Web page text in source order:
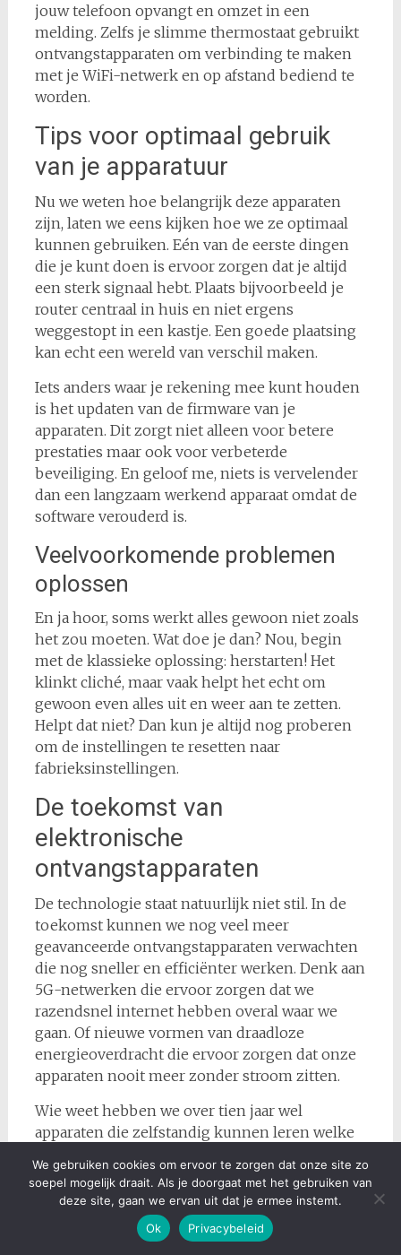
jouw telefoon opvangt en omzet in een
melding. Zelfs je slimme thermostaat gebruikt
ontvangstapparaten om verbinding te maken
met je WiFi-netwerk en op afstand bediend te
worden.
Tips voor optimaal gebruik
van je apparatuur
Nu we weten hoe belangrijk deze apparaten
zijn, laten we eens kijken hoe we ze optimaal
kunnen gebruiken. Eén van de eerste dingen
die je kunt doen is ervoor zorgen dat je altijd
een sterk signaal hebt. Plaats bijvoorbeeld je
router centraal in huis en niet ergens
weggestopt in een kastje. Een goede plaatsing
kan echt een wereld van verschil maken.
Iets anders waar je rekening mee kunt houden
is het updaten van de firmware van je
apparaten. Dit zorgt niet alleen voor betere
prestaties maar ook voor verbeterde
beveiliging. En geloof me, niets is vervelender
dan een langzaam werkend apparaat omdat de
software verouderd is.
Veelvoorkomende problemen
oplossen
En ja hoor, soms werkt alles gewoon niet zoals
het zou moeten. Wat doe je dan? Nou, begin
met de klassieke oplossing: herstarten! Het
klinkt cliché, maar vaak helpt het echt om
gewoon even alles uit en weer aan te zetten.
Helpt dat niet? Dan kun je altijd nog proberen
om de instellingen te resetten naar
fabrieksinstellingen.
De toekomst van
elektronische
ontvangstapparaten
De technologie staat natuurlijk niet stil. In de
toekomst kunnen we nog veel meer
geavanceerde ontvangstapparaten verwachten
die nog sneller en efficiënter werken. Denk aan
5G-netwerken die ervoor zorgen dat we
razendsnel internet hebben overal waar we
gaan. Of nieuwe vormen van draadloze
energieoverdracht die ervoor zorgen dat onze
apparaten nooit meer zonder stroom zitten.
Wie weet hebben we over tien jaar wel
apparaten die zelfstandig kunnen leren welke
het beste kunnen verwerken. De
mogelijkheden zijn eindeloos en dat maakt het
allemaal zo fascinerend.
We gebruiken cookies om ervoor te zorgen dat onze site zo
soepel mogelijk draait. Als je doorgaat met het gebruiken van
deze site, gaan we ervan uit dat je ermee instemt.
Ok
Privacybeleid